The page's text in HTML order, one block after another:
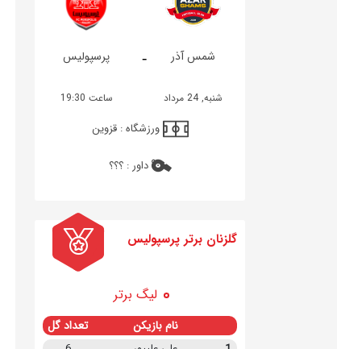
- شمس آذر پرسپولیس
شنبه, 24 مرداد ساعت 19:30
ورزشگاه :قزوین
داور :؟؟؟
گلزنان برتر پرسپولیس
لیگ برتر
نام بازیکن تعداد گل